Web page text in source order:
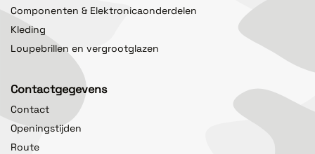
Componenten & Elektronicaonderdelen
Kleding
Loupebrillen en vergrootglazen
Contactgegevens
Contact
Openingstijden
Route